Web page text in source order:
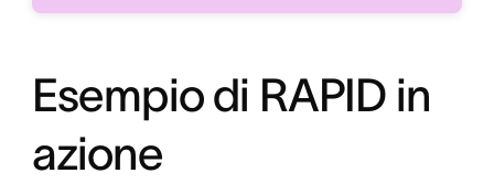
Esempio di RAPID in
azione